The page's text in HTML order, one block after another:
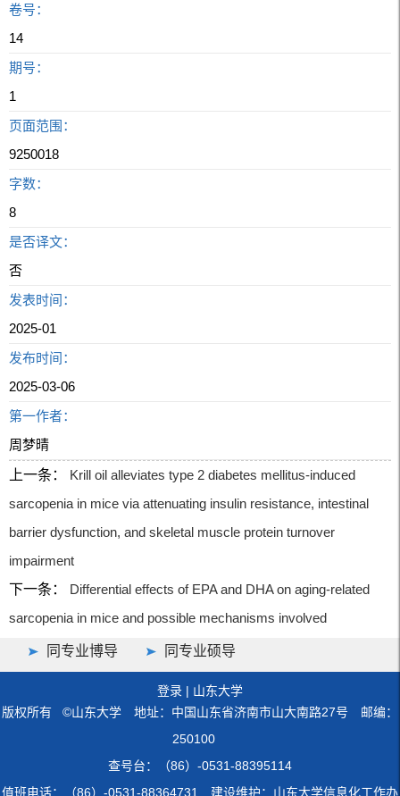
卷号：
14
期号：
1
页面范围：
9250018
字数：
8
是否译文：
否
发表时间：
2025-01
发布时间：
2025-03-06
第一作者：
周梦晴
上一条：
Krill oil alleviates type 2 diabetes mellitus-induced
sarcopenia in mice via attenuating insulin resistance, intestinal
barrier dysfunction, and skeletal muscle protein turnover
impairment
下一条：
Differential effects of EPA and DHA on aging-related
sarcopenia in mice and possible mechanisms involved
同专业博导 同专业硕导
登录 | 山东大学
版权所有 ©山东大学 地址：中国山东省济南市山大南路27号 邮编：
250100
查号台：（86）-0531-88395114
值班电话：（86）-0531-88364731 建设维护：山东大学信息化工作办